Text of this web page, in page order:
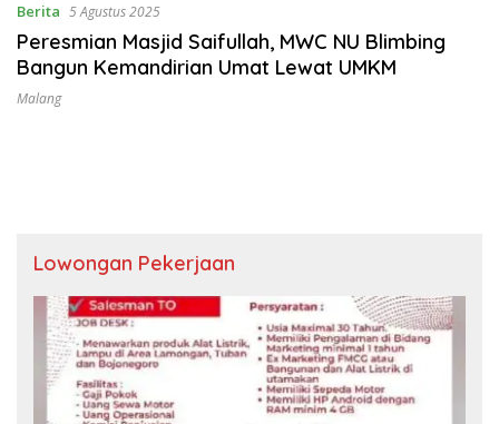
Berita 5 Agustus 2025
Peresmian Masjid Saifullah, MWC NU Blimbing
Bangun Kemandirian Umat Lewat UMKM
Malang
Lowongan Pekerjaan